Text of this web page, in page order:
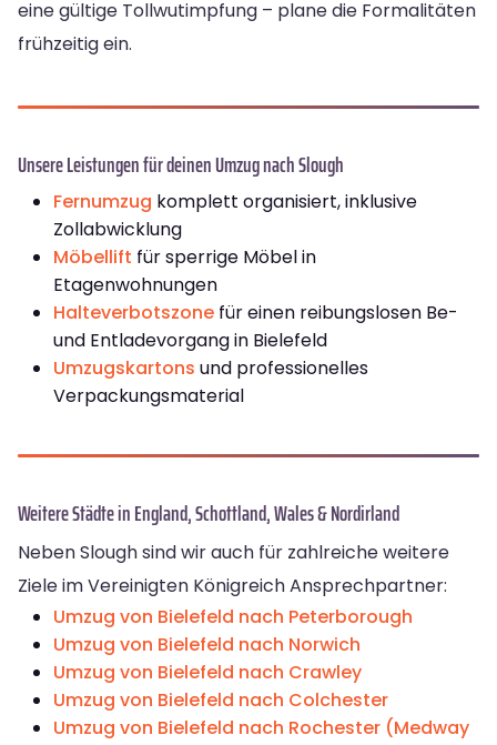
eine gültige Tollwutimpfung – plane die Formalitäten
frühzeitig ein.
Unsere Leistungen für deinen Umzug nach Slough
Fernumzug komplett organisiert, inklusive
Zollabwicklung
Möbellift für sperrige Möbel in
Etagenwohnungen
Halteverbotszone für einen reibungslosen Be-
und Entladevorgang in Bielefeld
Umzugskartons und professionelles
Verpackungsmaterial
Weitere Städte in England, Schottland, Wales & Nordirland
Neben Slough sind wir auch für zahlreiche weitere
Ziele im Vereinigten Königreich Ansprechpartner:
Umzug von Bielefeld nach Peterborough
Umzug von Bielefeld nach Norwich
Umzug von Bielefeld nach Crawley
Umzug von Bielefeld nach Colchester
Umzug von Bielefeld nach Rochester (Medway